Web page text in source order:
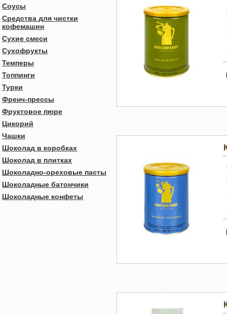
Соусы
Средства для чистки
кофемашин
Сухие смеси
Сухофрукты
Темперы
Топпинги
Турки
Френч-прессы
Фруктовое пюре
Цикорий
Чашки
Шоколад в коробках
Шоколад в плитках
Шоколадно-ореховые пасты
Шоколадные батончики
Шоколадные конфеты